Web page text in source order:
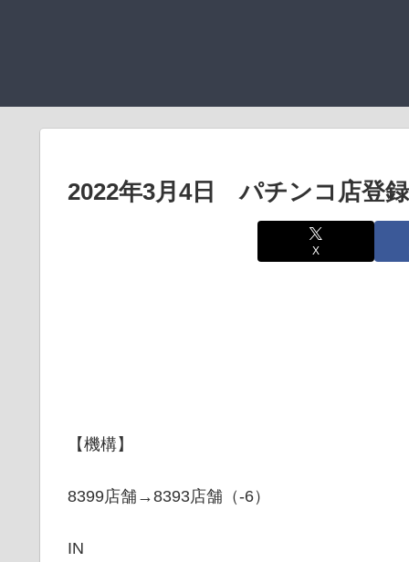
2022年3月4日 パチンコ店登
X
【機構】
8399店舗→8393店舗（-6）
IN